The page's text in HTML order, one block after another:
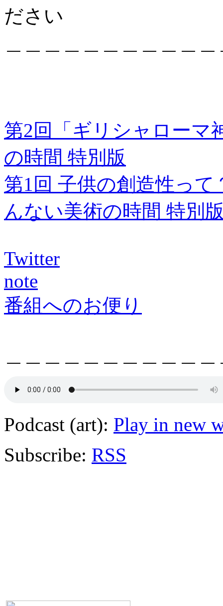
ださい
第2回「ギリシャローマ
の時間 特別版
第1回 子供の創造性っ
んない美術の時間 特別
Twitter
note
番組へのお便り
Podcast (art): Play in new
Subscribe: RSS